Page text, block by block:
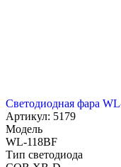
Светодиодная фара
Артикул: 5179
Модель
WL-118BF
Тип светодиода